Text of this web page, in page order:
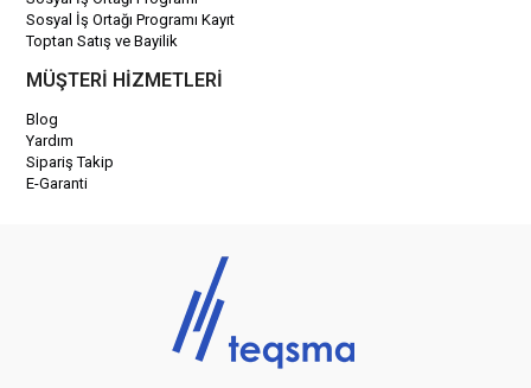
Sosyal İş Ortağı Programı Kayıt
Toptan Satış ve Bayilik
MÜŞTERİ HİZMETLERİ
Blog
Yardım
Sipariş Takip
E-Garanti